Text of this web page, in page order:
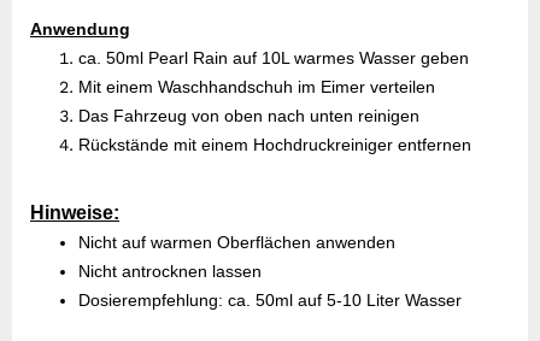
Anwendung
ca. 50ml Pearl Rain auf 10L warmes Wasser geben
Mit einem Waschhandschuh im Eimer verteilen
Das Fahrzeug von oben nach unten reinigen
Rückstände mit einem Hochdruckreiniger entfernen
Hinweise:
Nicht auf warmen Oberflächen anwenden
Nicht antrocknen lassen
Dosierempfehlung: ca. 50ml auf 5-10 Liter Wasser